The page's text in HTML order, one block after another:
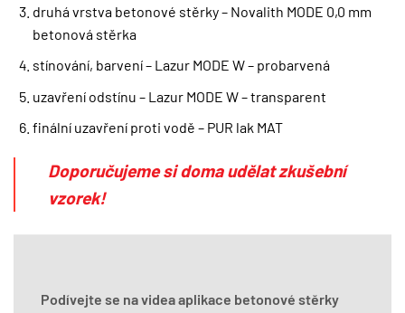
druhá vrstva betonové stěrky – Novalith MODE 0,0 mm
betonová stěrka
stínování, barvení – Lazur MODE W – probarvená
uzavření odstínu – Lazur MODE W – transparent
finální uzavření proti vodě – PUR lak MAT
Doporučujeme si doma udělat zkušební
vzorek!
Podívejte se na videa aplikace betonové stěrky